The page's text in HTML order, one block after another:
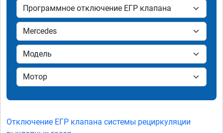
Отключение ЕГР клапана системы рециркуляции